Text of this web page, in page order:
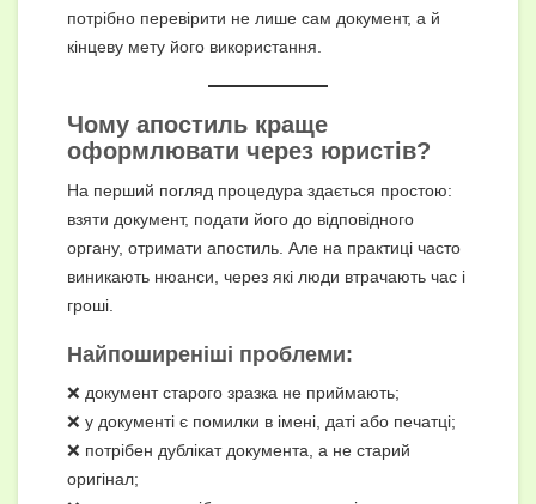
потрібно перевірити не лише сам документ, а й
кінцеву мету його використання.
Чому апостиль краще
оформлювати через юристів?
На перший погляд процедура здається простою:
взяти документ, подати його до відповідного
органу, отримати апостиль. Але на практиці часто
виникають нюанси, через які люди втрачають час і
гроші.
Найпоширеніші проблеми:
❌ документ старого зразка не приймають;
❌ у документі є помилки в імені, даті або печатці;
❌ потрібен дублікат документа, а не старий
оригінал;